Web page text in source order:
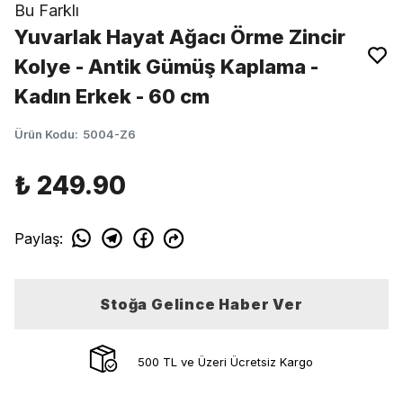
Bu Farklı
Yuvarlak Hayat Ağacı Örme Zincir
Kolye - Antik Gümüş Kaplama -
Kadın Erkek - 60 cm
Ürün Kodu: 5004-Z6
₺ 249.90
Paylaş:
Stoğa Gelince Haber Ver
500 TL ve Üzeri Ücretsiz Kargo